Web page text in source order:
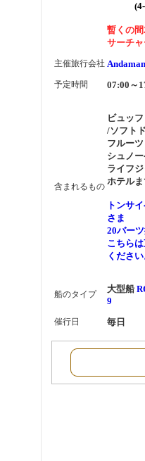
(4-
暫くの
サーチ
主催旅行会社
予定時間 07:00～
含まれるもの
ビュッ
/ソフト
フルー
シュノ
ライフ
ホテル
トンサ
さま
20バー
こちら
くださ
船のタイプ 大型船
9
催行日 毎日